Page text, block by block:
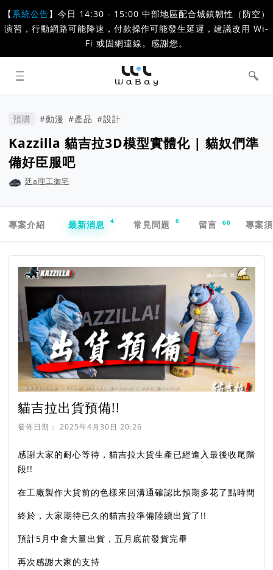
【 系統公告】今日 14:30 - 15:00 中部地區配合城鎮韌性（防空）
演習，行動網路可能降速，付款操作可能發生延遲，建議改用 Wi-
Fi 或固網連線。感謝您。
WaBay 挖貝 | 台灣最值得信賴的群眾
集資 / 群眾募資平台
預購 #動漫 #產品 #設計
Kazzilla 貓吉拉3D模型實體化 | 貓奴們準
備好臣服吧
廷a理工御宅
專案介紹
最新消息 4 常見問題 6 留言 60 專案
貓吉拉出貨預備!!
發佈日期： 2025年4月30日 20:26
感謝大家的耐心等待，貓吉拉大貨生產已經進入最後收尾階
段!!
在工廠製作大貨前的色樣來回溝通確認比預期多花了點時間
終於，大家期待已久的貓吉拉準備陸續出貨了!!
預計5月中會大量出貨，五月底前發貨完畢
再次感謝大家的支持